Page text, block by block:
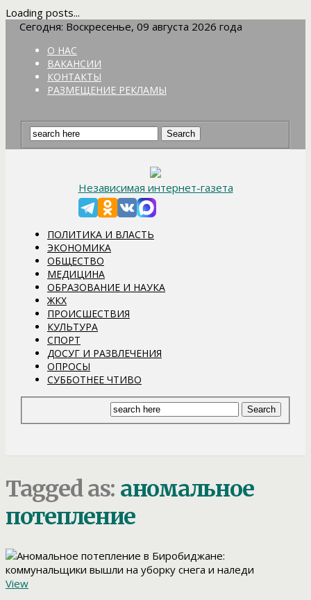
Loading posts...
Сегодня: Воскресенье, 09 августа 2026 года
О НАС
ВАКАНСИИ
КОНТАКТЫ
РАЗМЕЩЕНИЕ РЕКЛАМЫ
Независимая интернет-газета
ПОЛИТИКА И ВЛАСТЬ
ЭКОНОМИКА
ОБЩЕСТВО
МЕДИЦИНА
ОБРАЗОВАНИЕ И НАУКА
ЖКХ
ПРОИСШЕСТВИЯ
КУЛЬТУРА
СПОРТ
ДОСУГ И РАЗВЛЕЧЕНИЯ
ОПРОСЫ
СУББОТНЕЕ ЧТИВО
Tagged as: аномальное
потепление
View